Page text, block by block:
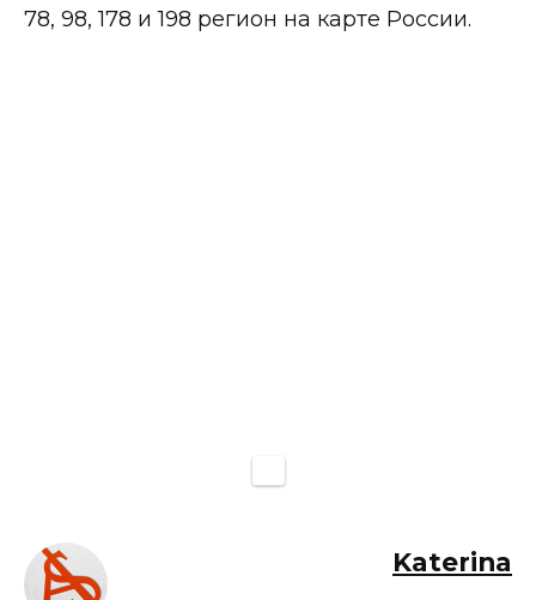
78, 98, 178 и 198 регион на карте России.
Katerina